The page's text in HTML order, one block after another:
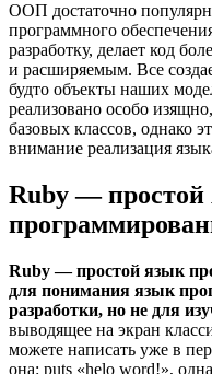
ООП достаточно
программного
разработку, делает код
и расширяемым. Все
будто объекты наших
реализовано особо
базовых классов, однако
внимание реализация
Ruby — простой
Ruby — простой язык
для понимания язык
разработки, но не для
выводящее на экран
можете написать уже в
она: puts «helo word!»,